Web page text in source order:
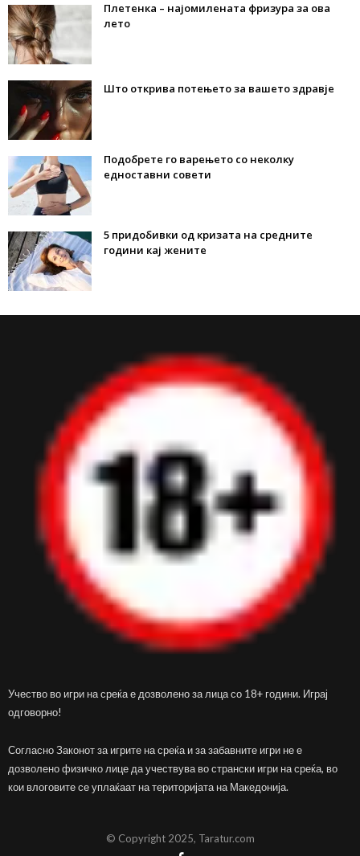
Плетенка – најомилената фризура за ова
лето
Што открива потењето за вашето здравје
Подобрете го варењето со неколку
едноставни совети
5 придобивки од кризата на средните
години кај жените
Учество во игри на среќа е дозволено за лица со 18+ години. Играј
одговорно!
Согласно Законот за игрите на среќа и за забавните игри не е
дозволено физичко лице да учествува во странски игри на среќа, во
кои влоговите се уплаќаат на територијата на Македонија.
© Copyright 2025, Taratur.com